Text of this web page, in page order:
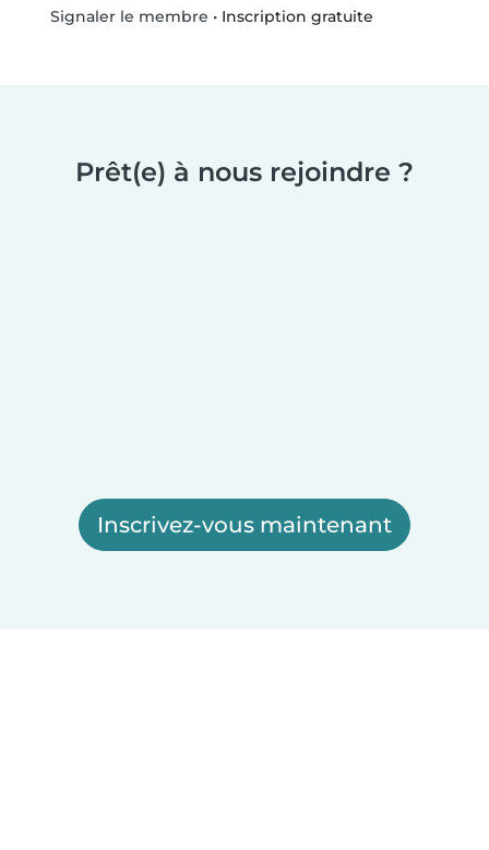
Signaler le membre • Inscription gratuite
Prêt(e) à nous rejoindre ?
Inscrivez-vous maintenant